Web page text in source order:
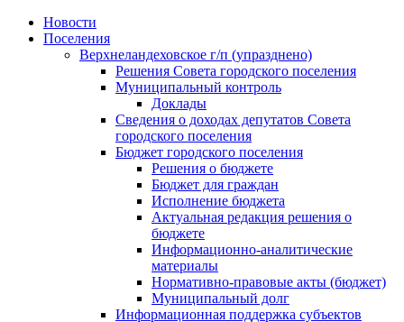
Skip
Новости
Поселения
Верхнеландеховское г/п (упразднено)
Решения Совета городского поселения
Муниципальный контроль
Доклады
Сведения о доходах депутатов Совета
городского поселения
Бюджет городского поселения
Решения о бюджете
Бюджет для граждан
Исполнение бюджета
Актуальная редакция решения о
бюджете
Информационно-аналитические
материалы
Нормативно-правовые акты (бюджет)
Муниципальный долг
Информационная поддержка субъектов